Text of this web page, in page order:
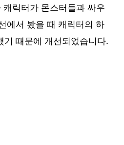
릭터가 몬스터들과 싸우
에서 봤을 때 캐릭터의 하
기 때문에 개선되었습니다.